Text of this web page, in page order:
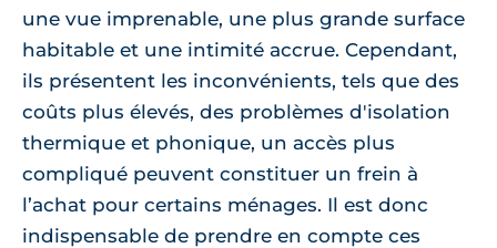
une vue imprenable, une plus grande surface
habitable et une intimité accrue. Cependant,
ils présentent les inconvénients, tels que des
coûts plus élevés, des problèmes d'isolation
thermique et phonique, un accès plus
compliqué peuvent constituer un frein à
l’achat pour certains ménages. Il est donc
indispensable de prendre en compte ces